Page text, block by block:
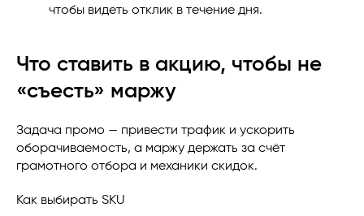
чтобы видеть отклик в течение дня.
Что ставить в акцию, чтобы не
«съесть» маржу
Задача промо — привести трафик и ускорить
оборачиваемость, а маржу держать за счёт
грамотного отбора и механики скидок.
Как выбирать SKU